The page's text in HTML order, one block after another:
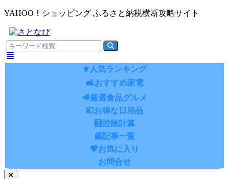
YAHOO！ショッピング ふるさと納税横断攻略サイト
⚜️人気ランキング
🛋️おすすめ家電
🥩厳選食品グルメ
💴お得な日用品
🧮控除計算
📰記事一覧
💖お気に入り
お問合せ
ナ